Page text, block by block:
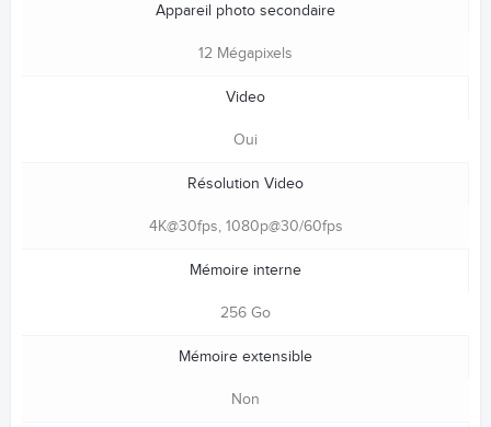
Appareil photo secondaire
12 Mégapixels
Video
Oui
Résolution Video
4K@30fps, 1080p@30/60fps
Mémoire interne
256 Go
Mémoire extensible
Non